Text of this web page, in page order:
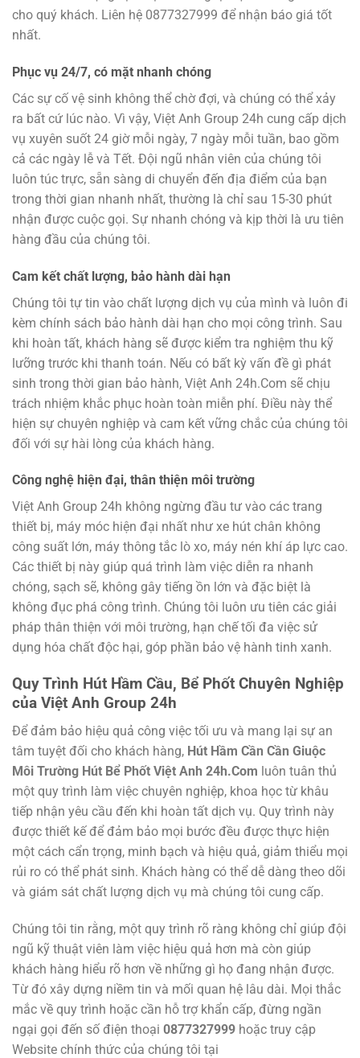
cho quý khách. Liên hệ 0877327999 để nhận báo giá tốt
nhất.
Phục vụ 24/7, có mặt nhanh chóng
Các sự cố vệ sinh không thể chờ đợi, và chúng có thể xảy
ra bất cứ lúc nào. Vì vậy, Việt Anh Group 24h cung cấp dịch
vụ xuyên suốt 24 giờ mỗi ngày, 7 ngày mỗi tuần, bao gồm
cả các ngày lễ và Tết. Đội ngũ nhân viên của chúng tôi
luôn túc trực, sẵn sàng di chuyển đến địa điểm của bạn
trong thời gian nhanh nhất, thường là chỉ sau 15-30 phút
nhận được cuộc gọi. Sự nhanh chóng và kịp thời là ưu tiên
hàng đầu của chúng tôi.
Cam kết chất lượng, bảo hành dài hạn
Chúng tôi tự tin vào chất lượng dịch vụ của mình và luôn đi
kèm chính sách bảo hành dài hạn cho mọi công trình. Sau
khi hoàn tất, khách hàng sẽ được kiểm tra nghiệm thu kỹ
lưỡng trước khi thanh toán. Nếu có bất kỳ vấn đề gì phát
sinh trong thời gian bảo hành, Việt Anh 24h.Com sẽ chịu
trách nhiệm khắc phục hoàn toàn miễn phí. Điều này thể
hiện sự chuyên nghiệp và cam kết vững chắc của chúng tôi
đối với sự hài lòng của khách hàng.
Công nghệ hiện đại, thân thiện môi trường
Việt Anh Group 24h không ngừng đầu tư vào các trang
thiết bị, máy móc hiện đại nhất như xe hút chân không
công suất lớn, máy thông tắc lò xo, máy nén khí áp lực cao.
Các thiết bị này giúp quá trình làm việc diễn ra nhanh
chóng, sạch sẽ, không gây tiếng ồn lớn và đặc biệt là
không đục phá công trình. Chúng tôi luôn ưu tiên các giải
pháp thân thiện với môi trường, hạn chế tối đa việc sử
dụng hóa chất độc hại, góp phần bảo vệ hành tinh xanh.
Quy Trình Hút Hầm Cầu, Bể Phốt Chuyên Nghiệp
của Việt Anh Group 24h
Để đảm bảo hiệu quả công việc tối ưu và mang lại sự an
tâm tuyệt đối cho khách hàng, Hút Hầm Cần Cần Giuộc
Môi Trường Hút Bể Phốt Việt Anh 24h.Com luôn tuân thủ
một quy trình làm việc chuyên nghiệp, khoa học từ khâu
tiếp nhận yêu cầu đến khi hoàn tất dịch vụ. Quy trình này
được thiết kế để đảm bảo mọi bước đều được thực hiện
một cách cẩn trọng, minh bạch và hiệu quả, giảm thiểu mọi
rủi ro có thể phát sinh. Khách hàng có thể dễ dàng theo dõi
và giám sát chất lượng dịch vụ mà chúng tôi cung cấp.
Chúng tôi tin rằng, một quy trình rõ ràng không chỉ giúp đội
ngũ kỹ thuật viên làm việc hiệu quả hơn mà còn giúp
khách hàng hiểu rõ hơn về những gì họ đang nhận được.
Từ đó xây dựng niềm tin và mối quan hệ lâu dài. Mọi thắc
mắc về quy trình hoặc cần hỗ trợ khẩn cấp, đừng ngần
ngại gọi đến số điện thoại 0877327999 hoặc truy cập
Website chính thức của chúng tôi tại